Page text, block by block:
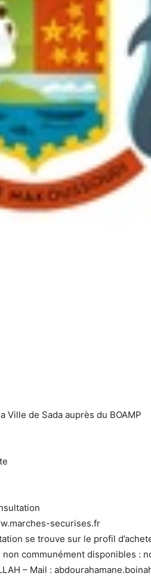
Ville de Sada auprès du BOAMP
securises.fr
se trouve sur le profil
communément disponibles :
– Mail :